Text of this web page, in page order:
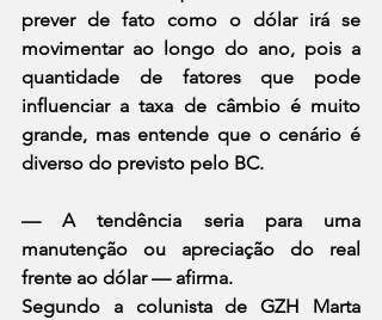
prever de fato como o dólar irá se
movimentar ao longo do ano, pois a
quantidade de fatores que pode
influenciar a taxa de câmbio é muito
grande, mas entende que o cenário é
diverso do previsto pelo BC.
— A tendência seria para uma
manutenção ou apreciação do real
frente ao dólar — afirma.
Segundo a colunista de GZH Marta